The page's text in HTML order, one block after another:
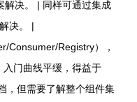
解决。 | 同样可通过集成
决。 |
Consumer/Registry），
门曲线平缓，得益于
，但需要了解整个组件集